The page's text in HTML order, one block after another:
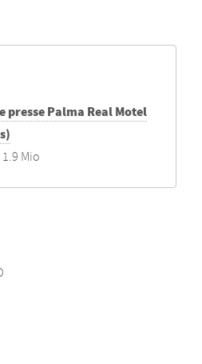
presse Palma Real Motel
1.9 Mio